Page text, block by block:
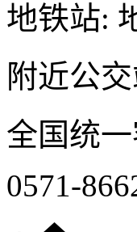
地铁站:
附近公
全国统一
0571-